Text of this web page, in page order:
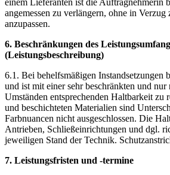
einem Lieferanten ist die Auftragnehmerin
angemessen zu verlängern, ohne in Verzug
anzupassen.
6. Beschränkungen des
(Leistungsbeschreibung)
6.1. Bei behelfsmäßigen Instandsetzungen
und ist mit einer sehr beschränkten und nur
Umständen entsprechenden Haltbarkeit zu
und beschichteten Materialien sind
Farbnuancen nicht ausgeschlossen. Die
Antrieben, Schließeinrichtungen und dgl.
jeweiligen Stand der Technik.
7. Leistungsfristen und -termine